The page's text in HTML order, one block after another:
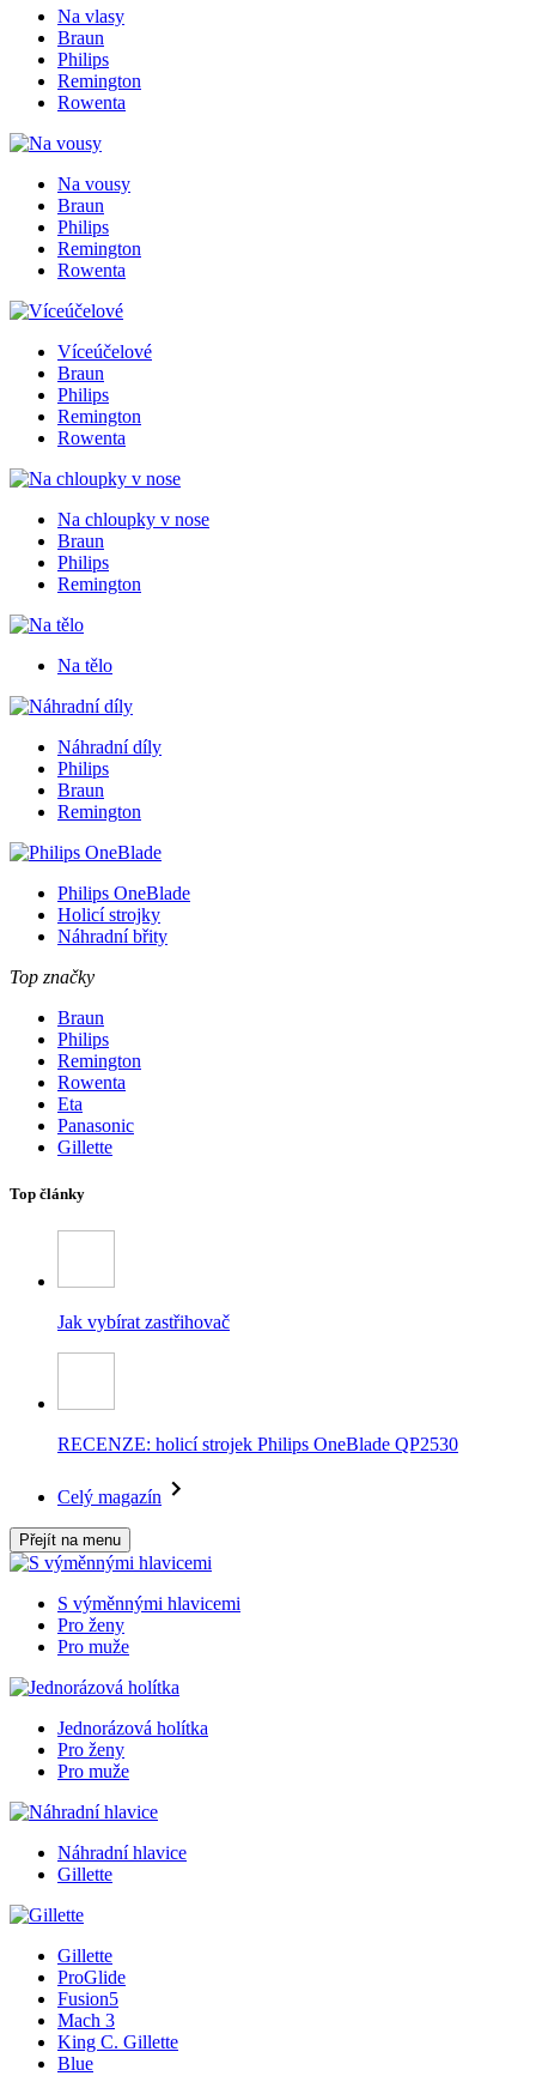
Na vlasy
Braun
Philips
Remington
Rowenta
Na vousy
Braun
Philips
Remington
Rowenta
Víceúčelové
Braun
Philips
Remington
Rowenta
Na chloupky v nose
Braun
Philips
Remington
Na tělo
Náhradní díly
Philips
Braun
Remington
Philips OneBlade
Holicí strojky
Náhradní břity
Top značky
Braun
Philips
Remington
Rowenta
Eta
Panasonic
Gillette
Top články
Jak vybírat zastřihovač
RECENZE: holicí strojek Philips OneBlade QP2530
Celý magazín
Přejít na menu
S výměnnými hlavicemi
Pro ženy
Pro muže
Jednorázová holítka
Pro ženy
Pro muže
Náhradní hlavice
Gillette
Gillette
ProGlide
Fusion5
Mach 3
King C. Gillette
Blue